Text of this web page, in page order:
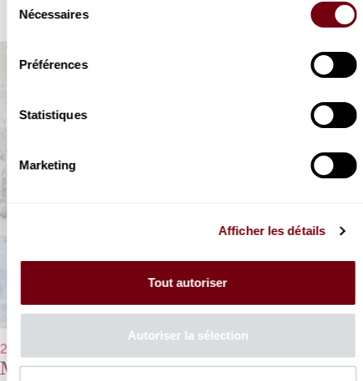
Nécessaires
Préférences
Statistiques
Marketing
Afficher les détails
Tout autoriser
Autoriser la sélection
Médée
27/03/2023 - 19h30